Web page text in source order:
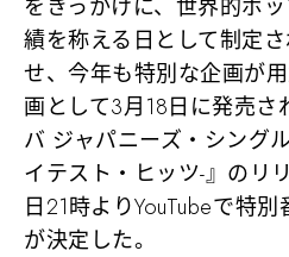
をきっかけに、世界的ポ
績を称える日として制定
せ、今年も特別な企画が
画として3月18日に発売
バ ジャパニーズ・シング
イテスト・ヒッツ-』のリ
日21時よりYouTubeで特
が決定した。